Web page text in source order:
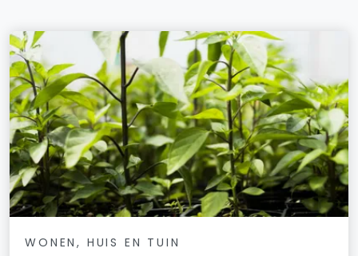
WONEN, HUIS EN TUIN